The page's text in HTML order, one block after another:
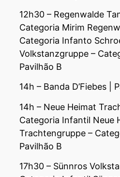
12h30 – Regenwalde
Categoria Mirim
Categoria Infanto
Volkstanzgruppe –
Pavilhão B
14h – Banda D’Fiebes |
14h – Neue Heimat
Categoria Infantil Neue
Trachtengruppe –
Pavilhão B
17h30 – Sünnros